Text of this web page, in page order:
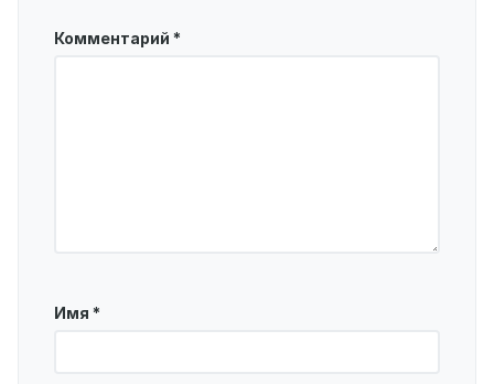
Комментарий *
Имя *